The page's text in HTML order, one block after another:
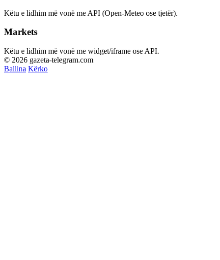
Këtu e lidhim më vonë me API (Open-Meteo ose tjetër).
Markets
Këtu e lidhim më vonë me widget/iframe ose API.
© 2026 gazeta-telegram.com
Ballina Kërko